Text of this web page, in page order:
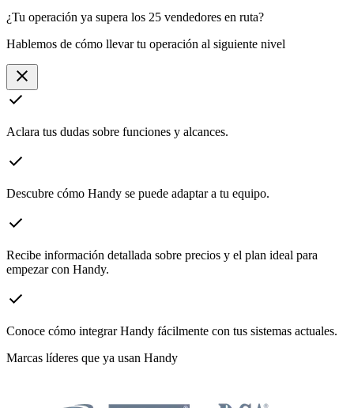
¿Tu operación ya supera los 25 vendedores en ruta?
Hablemos de cómo llevar tu operación al siguiente nivel
close
check
Aclara tus dudas sobre funciones y alcances.
check
Descubre cómo Handy se puede adaptar a tu equipo.
check
Recibe información detallada sobre precios y el plan ideal para
empezar con Handy.
check
Conoce cómo integrar Handy fácilmente con tus sistemas actuales.
Marcas líderes que ya usan Handy